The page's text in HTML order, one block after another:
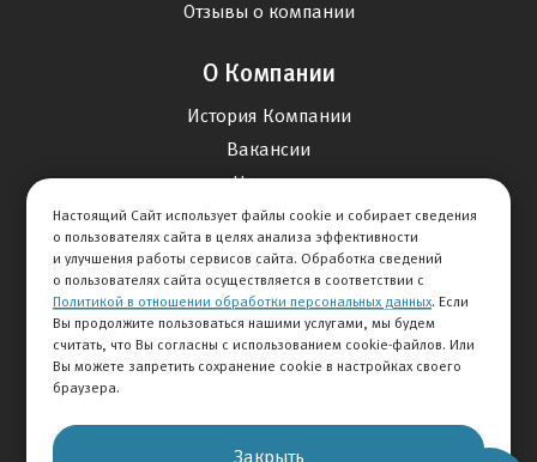
Отзывы о компании
О Компании
История Компании
Вакансии
Новости
Карта сайта
Контакты
+7 495 292-60-60
Настоящий Сайт использует файлы cookie и собирает сведения
о пользователях сайта в целях анализа эффективности
и улучшения работы сервисов сайта. Обработка сведений
о пользователях сайта осуществляется в соответствии с
Политикой в отношении обработки персональных данных. Если
Вы продолжите пользоваться нашими услугами, мы будем
считать, что Вы согласны с использованием cookie-файлов. Или
Вы можете запретить сохранение cookie в настройках своего
браузера.
Закрыть